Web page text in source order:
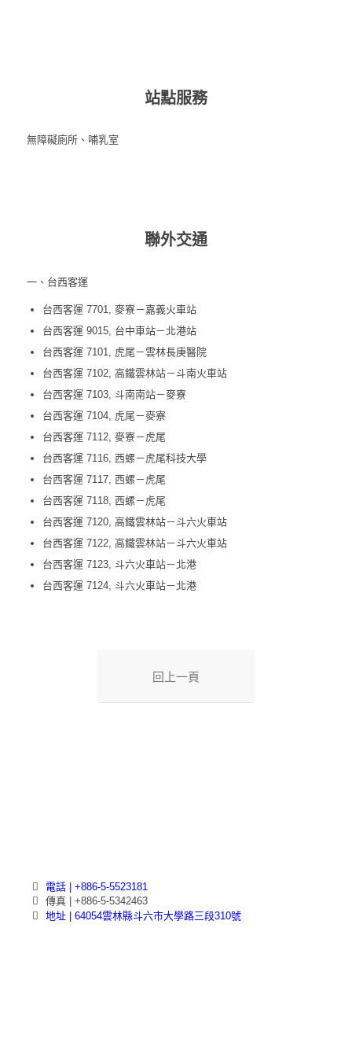
站點服務
無障礙廁所、哺乳室
聯外交通
一、台西客運
台西客運 7701, 麥寮－嘉義火車站
台西客運 9015, 台中車站－北港站
台西客運 7101, 虎尾－雲林長庚醫院
台西客運 7102, 高鐵雲林站－斗南火車站
台西客運 7103, 斗南南站－麥寮
台西客運 7104, 虎尾－麥寮
台西客運 7112, 麥寮－虎尾
台西客運 7116, 西螺－虎尾科技大學
台西客運 7117, 西螺－虎尾
台西客運 7118, 西螺－虎尾
台西客運 7120, 高鐵雲林站－斗六火車站
台西客運 7122, 高鐵雲林站－斗六火車站
台西客運 7123, 斗六火車站－北港
台西客運 7124, 斗六火車站－北港
回上一頁
電話 | +886-5-5523181
傳真 | +886-5-5342463
地址 | 64054雲林縣斗六市大學路三段310號